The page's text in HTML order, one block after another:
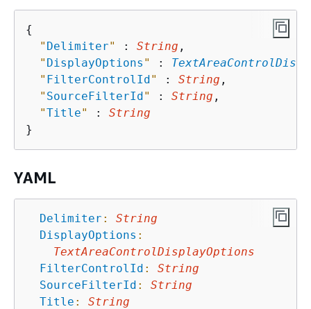
{
" Delimiter" : String ,
" DisplayOptions " :
" FilterControlId" : String ,
" SourceFilterId" : String ,
"Title" : String
YAML
Delimiter :
String
DisplayOptions :
TextAreaControlDisplayOptions
FilterControlId :
String
SourceFilterId :
String
Title : String